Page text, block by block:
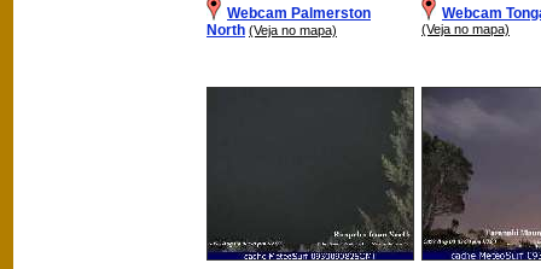
Webcam Palmerston
North (Veja no mapa)
Webcam
(Veja no mapa)